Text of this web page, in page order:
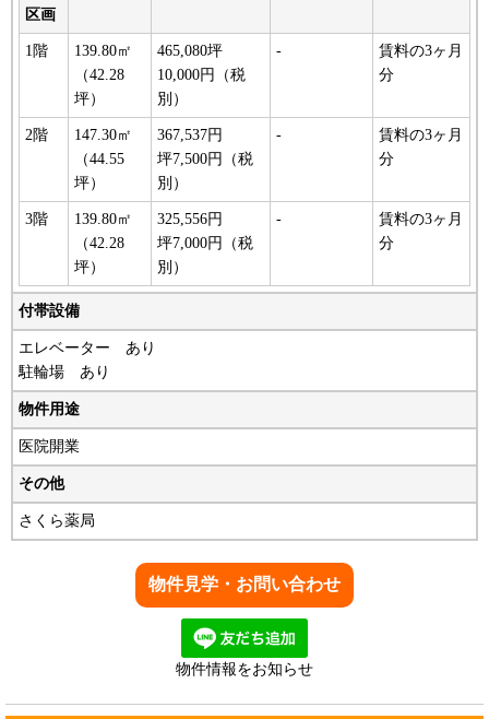
区画
1階
139.80㎡
（42.28
坪）
465,080坪
10,000円（税
別）
-
賃料の3ヶ月
分
2階
147.30㎡
（44.55
坪）
367,537円
坪7,500円（税
別）
-
賃料の3ヶ月
分
3階
139.80㎡
（42.28
坪）
325,556円
坪7,000円（税
別）
-
賃料の3ヶ月
分
付帯設備
エレベーター あり
駐輪場 あり
物件用途
医院開業
その他
さくら薬局
物件情報をお知らせ